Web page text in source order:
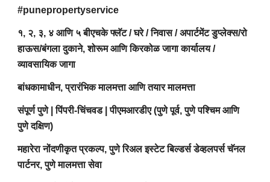
#punepropertyservice
१, २, ३, ४ आणि ५ बीएचके फ्लॅट / घरे / निवास / अपार्टमेंट डुप्लेक्स/रो
हाऊस/बंगला दुकाने, शोरूम आणि किरकोळ जागा कार्यालय /
व्यावसायिक जागा
बांधकामाधीन, प्रारंभिक मालमत्ता आणि तयार मालमत्ता
संपूर्ण पुणे | पिंपरी-चिंचवड | पीएमआरडीए (पुणे पूर्व, पुणे पश्चिम आणि
पुणे दक्षिण)
महारेरा नोंदणीकृत प्रकल्प, पुणे रिअल इस्टेट बिल्डर्स डेव्हलपर्स चॅनल
पार्टनर, पुणे मालमत्ता सेवा